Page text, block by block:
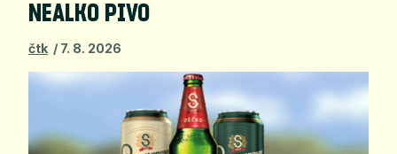
NEALKO PIVO
čtk 7. 8. 2026